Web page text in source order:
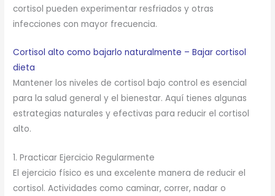
cortisol pueden experimentar resfriados y otras
infecciones con mayor frecuencia.
Cortisol alto como bajarlo naturalmente – Bajar cortisol
dieta
Mantener los niveles de cortisol bajo control es esencial
para la salud general y el bienestar. Aquí tienes algunas
estrategias naturales y efectivas para reducir el cortisol
alto.
1. Practicar Ejercicio Regularmente
El ejercicio físico es una excelente manera de reducir el
cortisol. Actividades como caminar, correr, nadar o